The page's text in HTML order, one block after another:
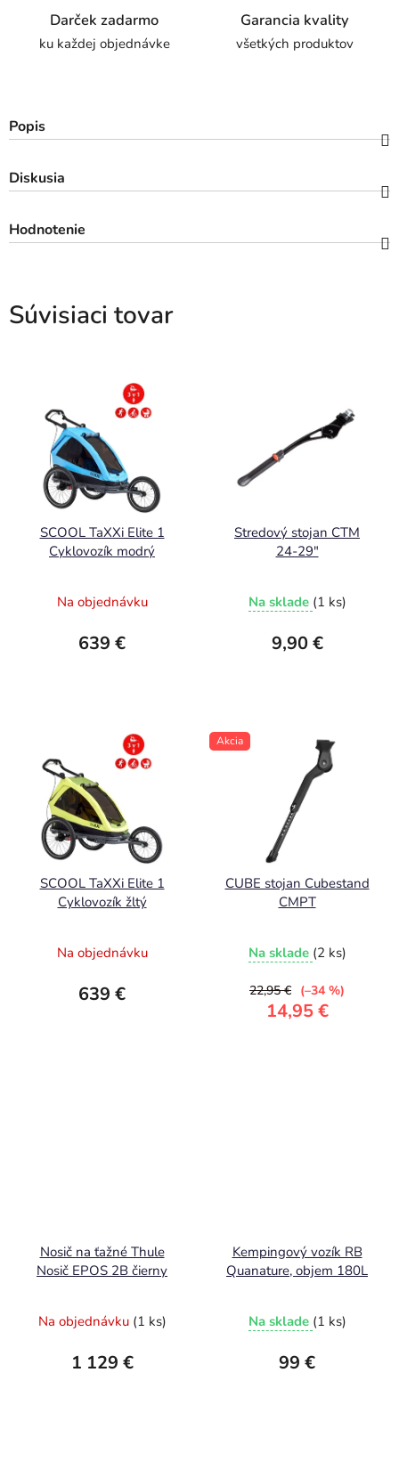
Darček zadarmo
ku každej objednávke
Garancia kvality
všetkých produktov
Popis
Diskusia
Hodnotenie
Súvisiaci tovar
SCOOL TaXXi Elite 1
Cyklovozík modrý
Na objednávku
639 €
Stredový stojan CTM
24-29"
Na sklade (1 ks)
9,90 €
SCOOL TaXXi Elite 1
Cyklovozík žltý
Na objednávku
639 €
Akcia
CUBE stojan Cubestand
CMPT
Na sklade (2 ks)
14,95 €
22,95 € (–34 %)
Nosič na ťažné Thule
Nosič EPOS 2B čierny
Na objednávku (1 ks)
1 129 €
Kempingový vozík RB
Quanature, objem 180L
Na sklade (1 ks)
99 €